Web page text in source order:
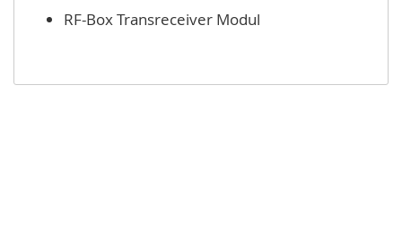
RF-Box Transreceiver Modul